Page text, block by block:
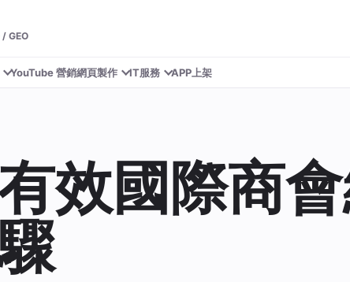
GEO
YouTube 營銷網頁製作 IT服務 APP上架
效國際商